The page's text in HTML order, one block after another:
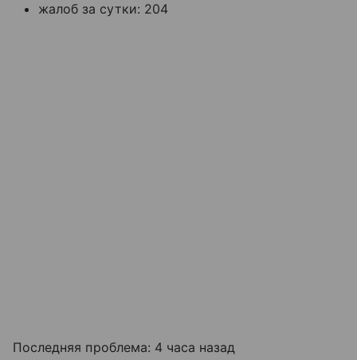
жалоб за сутки: 204
Последняя проблема: 4 часа назад